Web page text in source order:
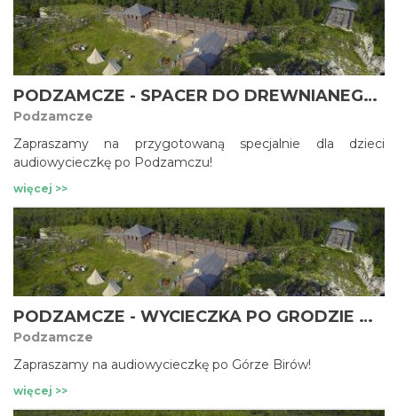
PODZAMCZE - SPACER DO DREWNIANEGO GRODU NA GÓRZE BIRÓW - DLA DZIECI
Podzamcze
Zapraszamy na przygotowaną specjalnie dla dzieci
audiowycieczkę po Podzamczu!
więcej >>
PODZAMCZE - WYCIECZKA PO GRODZIE NA GÓRZE BIRÓW
Podzamcze
Zapraszamy na audiowycieczkę po Górze Birów!
więcej >>